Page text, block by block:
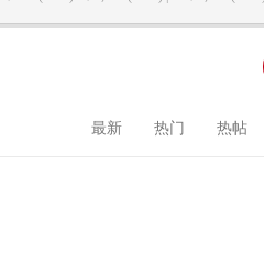
最新 热门 热帖